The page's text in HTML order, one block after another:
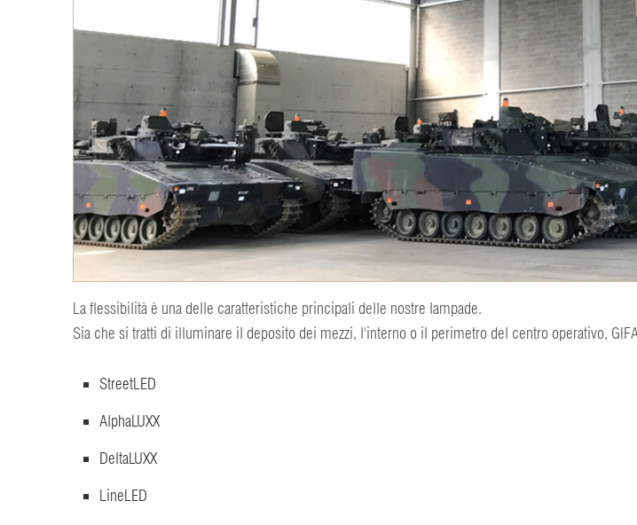
La flessibilità è una delle caratteristiche principali delle nostre lampade.
Sia che si tratti di illuminare il deposito dei mezzi, l'interno o il perimetro del centro operativo,
StreetLED
AlphaLUXX
DeltaLUXX
LineLED